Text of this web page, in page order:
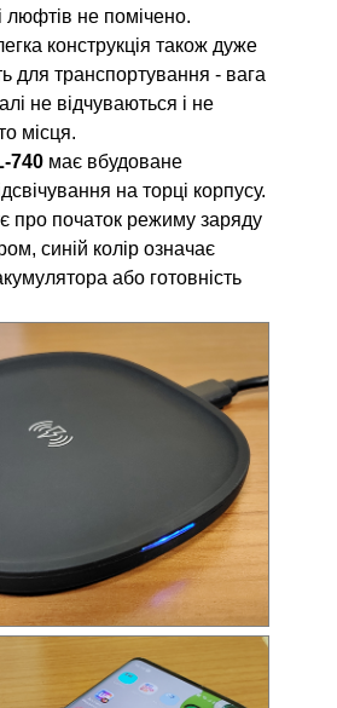
люфтів не помічено.
конструкція також дуже
для транспортування - вага
не відчуваються і не
місця.
740має вбудоване
на торці корпусу.
про початок режиму заряду
синій колір означає
або готовність